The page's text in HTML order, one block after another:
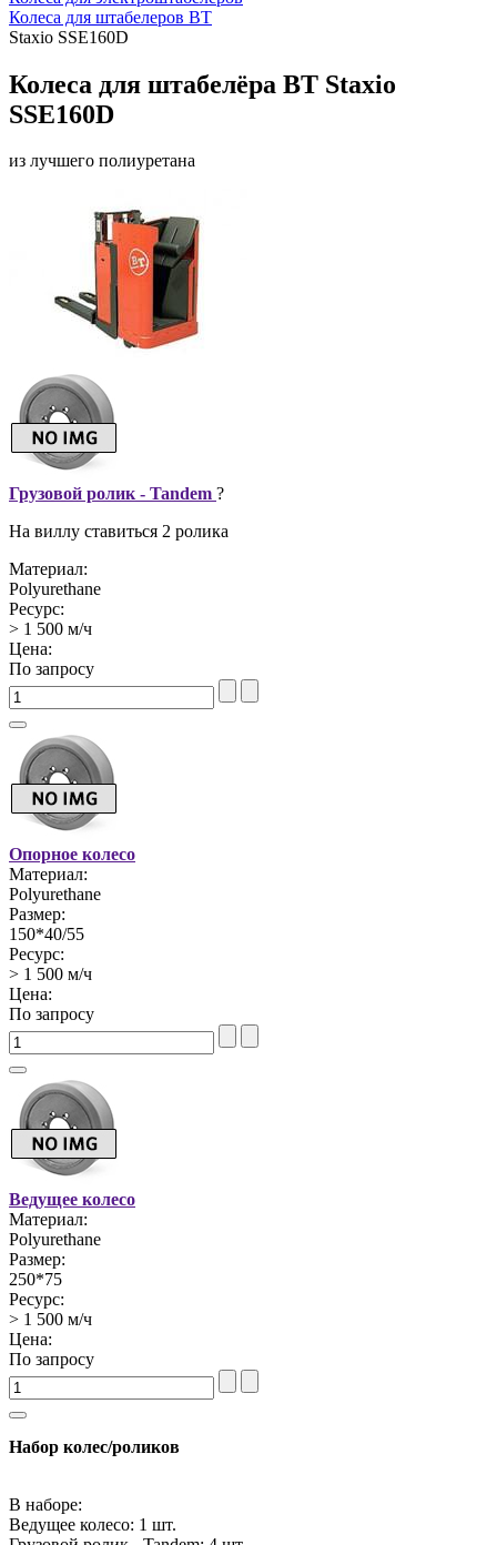
Колеса для штабелеров BT
Staxio SSE160D
Колеса для штабелёра BT Staxio
SSE160D
из лучшего полиуретана
Грузовой ролик - Tandem ?
На виллу ставиться 2 ролика
Материал:
Polyurethane
Ресурс:
> 1 500 м/ч
Цена:
По запросу
Опорное колесо
Материал:
Polyurethane
Размер:
150*40/55
Ресурс:
> 1 500 м/ч
Цена:
По запросу
Ведущее колесо
Материал:
Polyurethane
Размер:
250*75
Ресурс:
> 1 500 м/ч
Цена:
По запросу
Набор колес/роликов
В наборе:
Ведущее колесо: 1 шт.